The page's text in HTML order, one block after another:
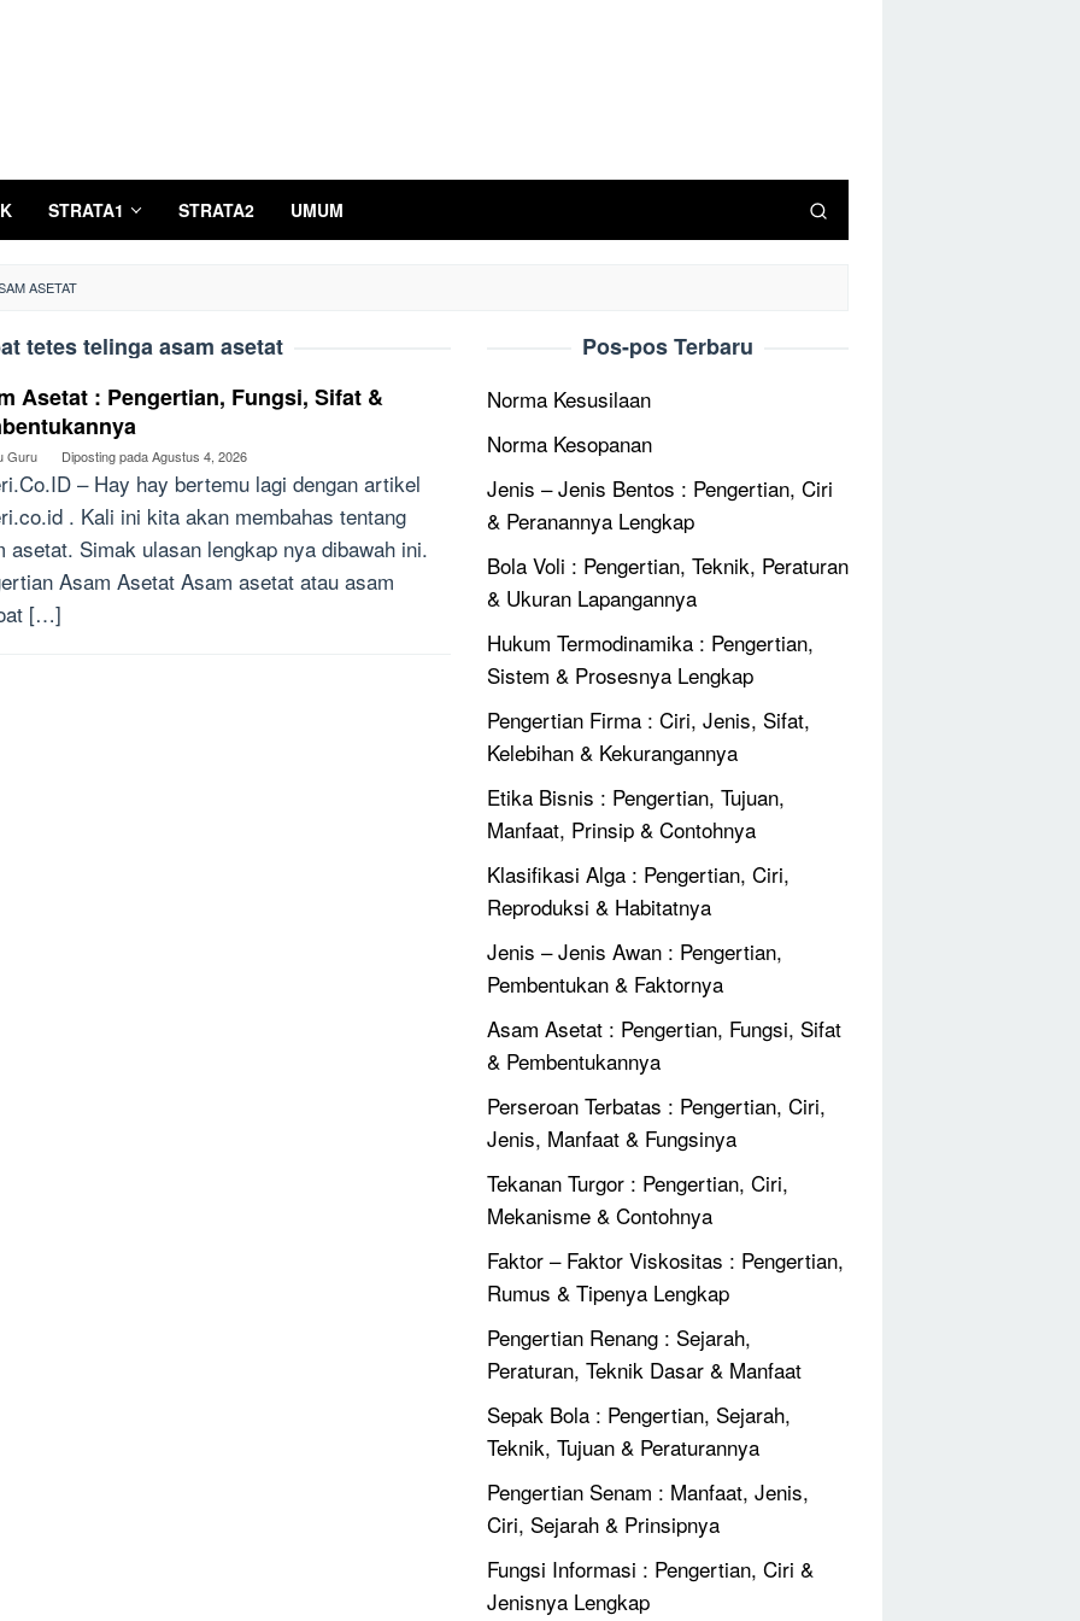
STRATA1 STRATA2 UMUM
ASETAT
tetes telinga asam asetat
Asetat : Pengertian, Fungsi, Sifat &
Guru Diposting padaAgustus 4, 2026
– Hay hay bertemu lagi dengan artikel
. Kali ini kita akan membahas tentang
asetat. Simak ulasan lengkap nya dibawah ini.
Asam Asetat Asam asetat atau asam
[…]
Pos-pos Terbaru
Norma Kesusilaan
Norma Kesopanan
Jenis – Jenis Bentos : Pengertian, Ciri
& Peranannya Lengkap
Bola Voli : Pengertian, Teknik, Peraturan
& Ukuran Lapangannya
Hukum Termodinamika : Pengertian,
Sistem & Prosesnya Lengkap
Pengertian Firma : Ciri, Jenis, Sifat,
Kelebihan & Kekurangannya
Etika Bisnis : Pengertian, Tujuan,
Manfaat, Prinsip & Contohnya
Klasifikasi Alga : Pengertian, Ciri,
Reproduksi & Habitatnya
Jenis – Jenis Awan : Pengertian,
Pembentukan & Faktornya
Asam Asetat : Pengertian, Fungsi, Sifat
& Pembentukannya
Perseroan Terbatas : Pengertian, Ciri,
Jenis, Manfaat & Fungsinya
Tekanan Turgor : Pengertian, Ciri,
Mekanisme & Contohnya
Faktor – Faktor Viskositas : Pengertian,
Rumus & Tipenya Lengkap
Pengertian Renang : Sejarah,
Peraturan, Teknik Dasar & Manfaat
Sepak Bola : Pengertian, Sejarah,
Teknik, Tujuan & Peraturannya
Pengertian Senam : Manfaat, Jenis,
Ciri, Sejarah & Prinsipnya
Fungsi Informasi : Pengertian, Ciri &
Jenisnya Lengkap